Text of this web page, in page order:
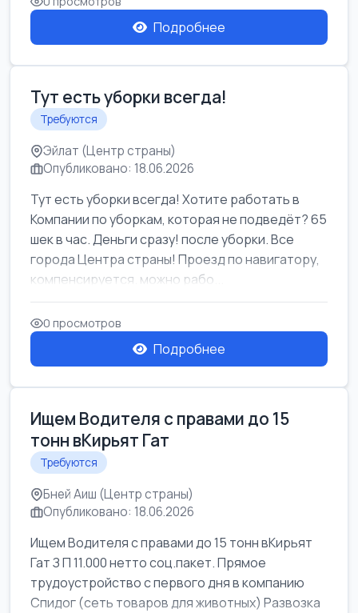
Подробнее
Тут есть уборки всегда!
Требуются
Эйлат (Центр страны)
Опубликовано: 18.06.2026
Тут есть уборки всегда! Хотите работать в
Компании по уборкам, которая не подведёт? 65
шек в час. Деньги сразу! после уборки. Все
города Центра страны! Проезд по навигатору,
компенсируется. можно рабо...
0 просмотров
Подробнее
Ищем Водителя с правами до 15
тонн вКирьят Гат
Требуются
Бней Аиш (Центр страны)
Опубликовано: 18.06.2026
Ищем Водителя с правами до 15 тонн вКирьят
Гат З П 11.000 нетто соц.пакет. Прямое
трудоустройство с первого дня в компанию
Спидог (сеть товаров для животных) Развозка